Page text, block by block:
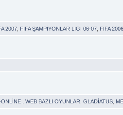
2007 FIFA ŞAMPİYONLAR LİGİ 06-07 FİFA 2006
ONLİNE ,WEB BAZLI OYUNLAR ,GLADİATUS